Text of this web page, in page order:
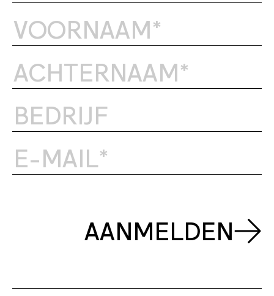
AANMELDEN